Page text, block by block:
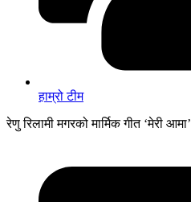
हाम्रो टीम
रेणु रिलामी मगरको मार्मिक गीत ‘मेरी आमा’